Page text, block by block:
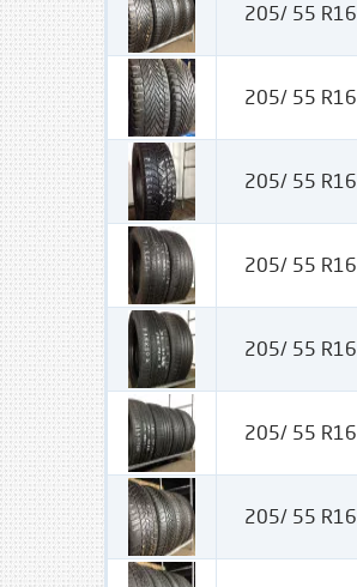
205/ 55 R16
205/ 55 R16
205/ 55 R16
205/ 55 R16
205/ 55 R16
205/ 55 R16
205/ 55 R16